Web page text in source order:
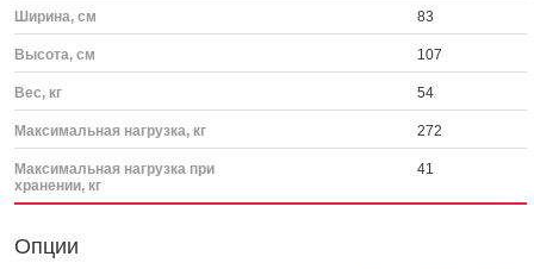
Ширина, см 83
Высота, см 107
Вес, кг 54
Максимальная нагрузка, кг 272
Максимальная нагрузка при
хранении, кг
41
Опции